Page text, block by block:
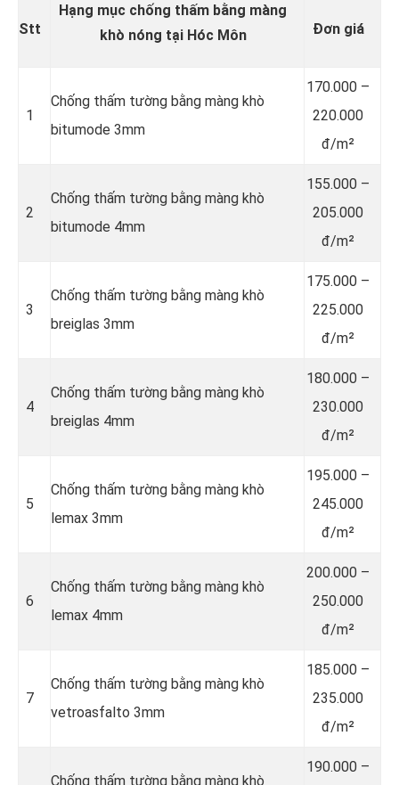
Stt
Hạng mục chống thấm bằng màng
khò nóng tại Hóc Môn
Đơn giá
1
Chống thấm tường bằng màng khò
bitumode 3mm
170.000 –
220.000
đ/m²
2
Chống thấm tường bằng màng khò
bitumode 4mm
155.000 –
205.000
đ/m²
3
Chống thấm tường bằng màng khò
breiglas 3mm
175.000 –
225.000
đ/m²
4
Chống thấm tường bằng màng khò
breiglas 4mm
180.000 –
230.000
đ/m²
5
Chống thấm tường bằng màng khò
lemax 3mm
195.000 –
245.000
đ/m²
6
Chống thấm tường bằng màng khò
lemax 4mm
200.000 –
250.000
đ/m²
7
Chống thấm tường bằng màng khò
vetroasfalto 3mm
185.000 –
235.000
đ/m²
Chống thấm tường bằng màng khò
190.000 –